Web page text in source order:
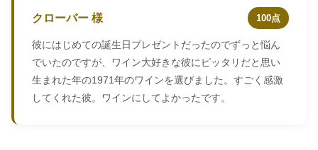
クローバー 様 100点
彼にはじめての誕生日プレゼントだったのでずっと悩ん
でいたのですが、ワイン大好きな彼にピッタリだと思い
生まれた年の1971年のワインを選びました。すごく感激
してくれた彼。ワインにしてよかったです。